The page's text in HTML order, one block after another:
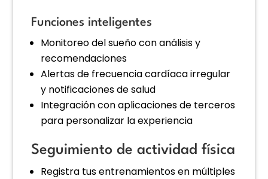
Funciones inteligentes
Monitoreo del sueño con análisis y
recomendaciones
Alertas de frecuencia cardíaca irregular
y notificaciones de salud
Integración con aplicaciones de terceros
para personalizar la experiencia
Seguimiento de actividad física
Registra tus entrenamientos en múltiples